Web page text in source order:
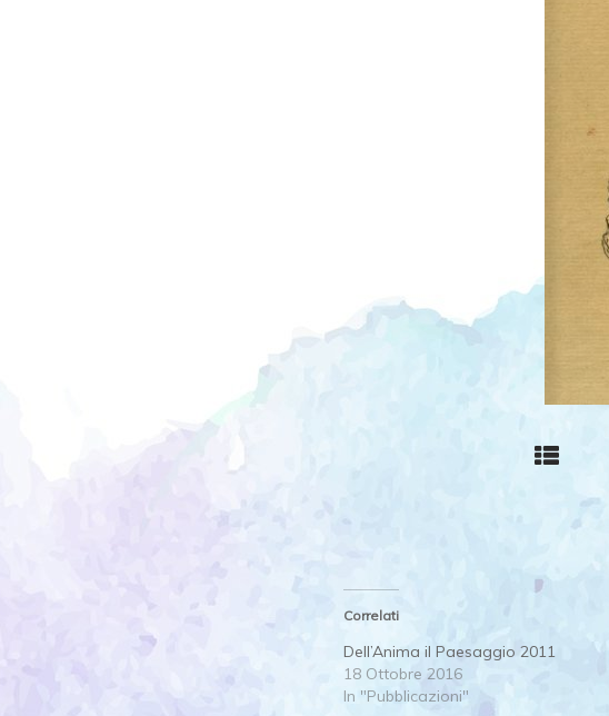
Correlati
Dell’Anima il Paesaggio 2011
18 Ottobre 2016
In "Pubblicazioni"